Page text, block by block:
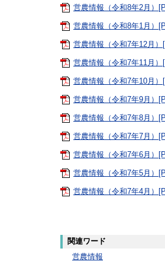
営農情報（令和8年2月）
営農情報（令和8年1月）
営農情報（令和7年12月）
営農情報（令和7年11月）
営農情報（令和7年10月）
営農情報（令和7年9月）
営農情報（令和7年8月）
営農情報（令和7年7月）
営農情報（令和7年6月）
営農情報（令和7年5月）
営農情報（令和7年4月）
関連ワード
営農情報